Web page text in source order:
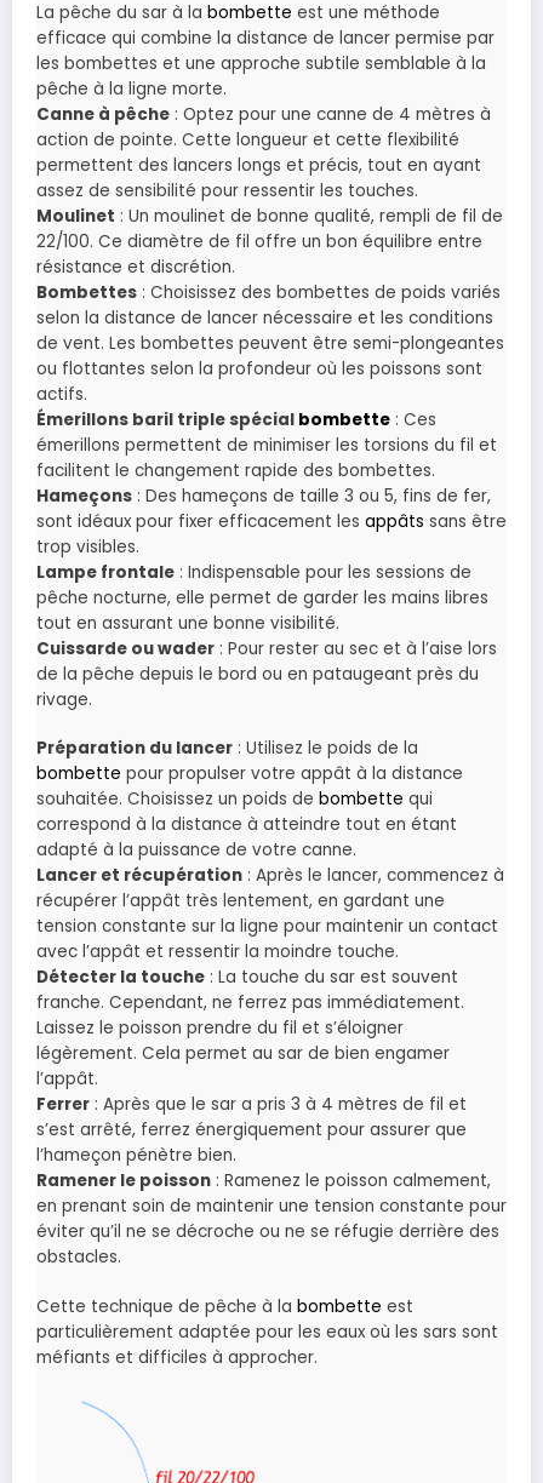
La pêche du sar à la bombette est une méthode
efficace qui combine la distance de lancer permise par
les bombettes et une approche subtile semblable à la
pêche à la ligne morte.
Canne à pêche : Optez pour une canne de 4 mètres à
action de pointe. Cette longueur et cette flexibilité
permettent des lancers longs et précis, tout en ayant
assez de sensibilité pour ressentir les touches.
Moulinet : Un moulinet de bonne qualité, rempli de fil de
22/100. Ce diamètre de fil offre un bon équilibre entre
résistance et discrétion.
Bombettes : Choisissez des bombettes de poids variés
selon la distance de lancer nécessaire et les conditions
de vent. Les bombettes peuvent être semi-plongeantes
ou flottantes selon la profondeur où les poissons sont
actifs.
Émerillons baril triple spécial bombette : Ces
émerillons permettent de minimiser les torsions du fil et
facilitent le changement rapide des bombettes.
Hameçons : Des hameçons de taille 3 ou 5, fins de fer,
sont idéaux pour fixer efficacement les appâts sans être
trop visibles.
Lampe frontale : Indispensable pour les sessions de
pêche nocturne, elle permet de garder les mains libres
tout en assurant une bonne visibilité.
Cuissarde ou wader : Pour rester au sec et à l’aise lors
de la pêche depuis le bord ou en pataugeant près du
rivage.
Préparation du lancer : Utilisez le poids de la
bombette pour propulser votre appât à la distance
souhaitée. Choisissez un poids de bombette qui
correspond à la distance à atteindre tout en étant
adapté à la puissance de votre canne.
Lancer et récupération : Après le lancer, commencez à
récupérer l’appât très lentement, en gardant une
tension constante sur la ligne pour maintenir un contact
avec l’appât et ressentir la moindre touche.
Détecter la touche : La touche du sar est souvent
franche. Cependant, ne ferrez pas immédiatement.
Laissez le poisson prendre du fil et s’éloigner
légèrement. Cela permet au sar de bien engamer
l’appât.
Ferrer : Après que le sar a pris 3 à 4 mètres de fil et
s’est arrêté, ferrez énergiquement pour assurer que
l’hameçon pénètre bien.
Ramener le poisson : Ramenez le poisson calmement,
en prenant soin de maintenir une tension constante pour
éviter qu’il ne se décroche ou ne se réfugie derrière des
obstacles.
Cette technique de pêche à la bombette est
particulièrement adaptée pour les eaux où les sars sont
méfiants et difficiles à approcher.